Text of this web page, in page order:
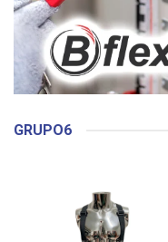
GRUPO6